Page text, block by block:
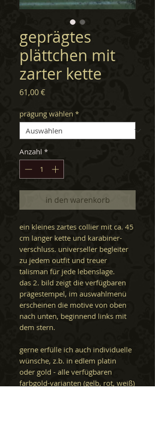
geprägtes
plättchen mit
zarter kette
61,00 €Preis
prägung wählen *
Anzahl *
in den warenkorb
ein kleines zartes collier mit ca. 45
cm langer kette und karabiner-
verschluss. universeller begleiter
zu jedem outfit und treuer
talisman für jede lebenslage.
das 2. bild zeigt die verfügbaren
prägestempel, im auswahlmenü
erscheinen die motive von oben
nach unten, beginnend links mit
dem stern.
gerne erfülle ich auch individuelle
wünsche, z.b. in edlem platin
oder gold - alle verfügbaren
farbgold-varianten (gelb, rot, weiß)